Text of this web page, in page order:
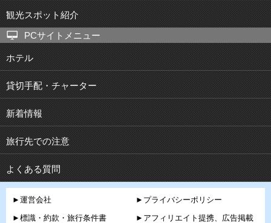
観光スポット紹介
PCサイトメニュー
ホテル
貸切手配・チャーター
新着情報
旅行先での注意
よくある質問
►運営会社
►標識・約款・旅行条件書
►プライバシーポリシー
►アフィリエイト提携、広告掲載